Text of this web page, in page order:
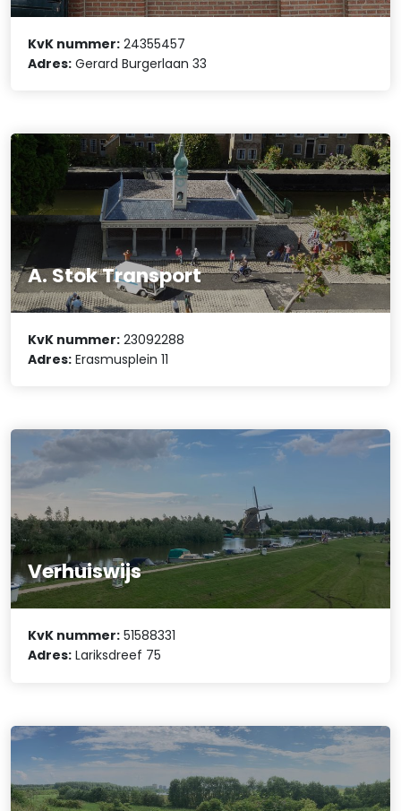
KvK nummer: 24355457
Adres: Gerard Burgerlaan 33
A. Stok Transport
KvK nummer: 23092288
Adres: Erasmusplein 11
Verhuiswijs
KvK nummer: 51588331
Adres: Lariksdreef 75